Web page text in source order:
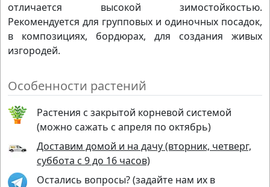
отличается высокой зимостойкостью.
Рекомендуется для групповых и одиночных посадок,
в композициях, бордюрах, для создания живых
изгородей.
Особенности растений
Растения с закрытой корневой системой
(можно сажать с апреля по октябрь)
Доставим домой и на дачу (вторник, четверг,
суббота с 9 до 16 часов)
Остались вопросы? (задайте нам их в